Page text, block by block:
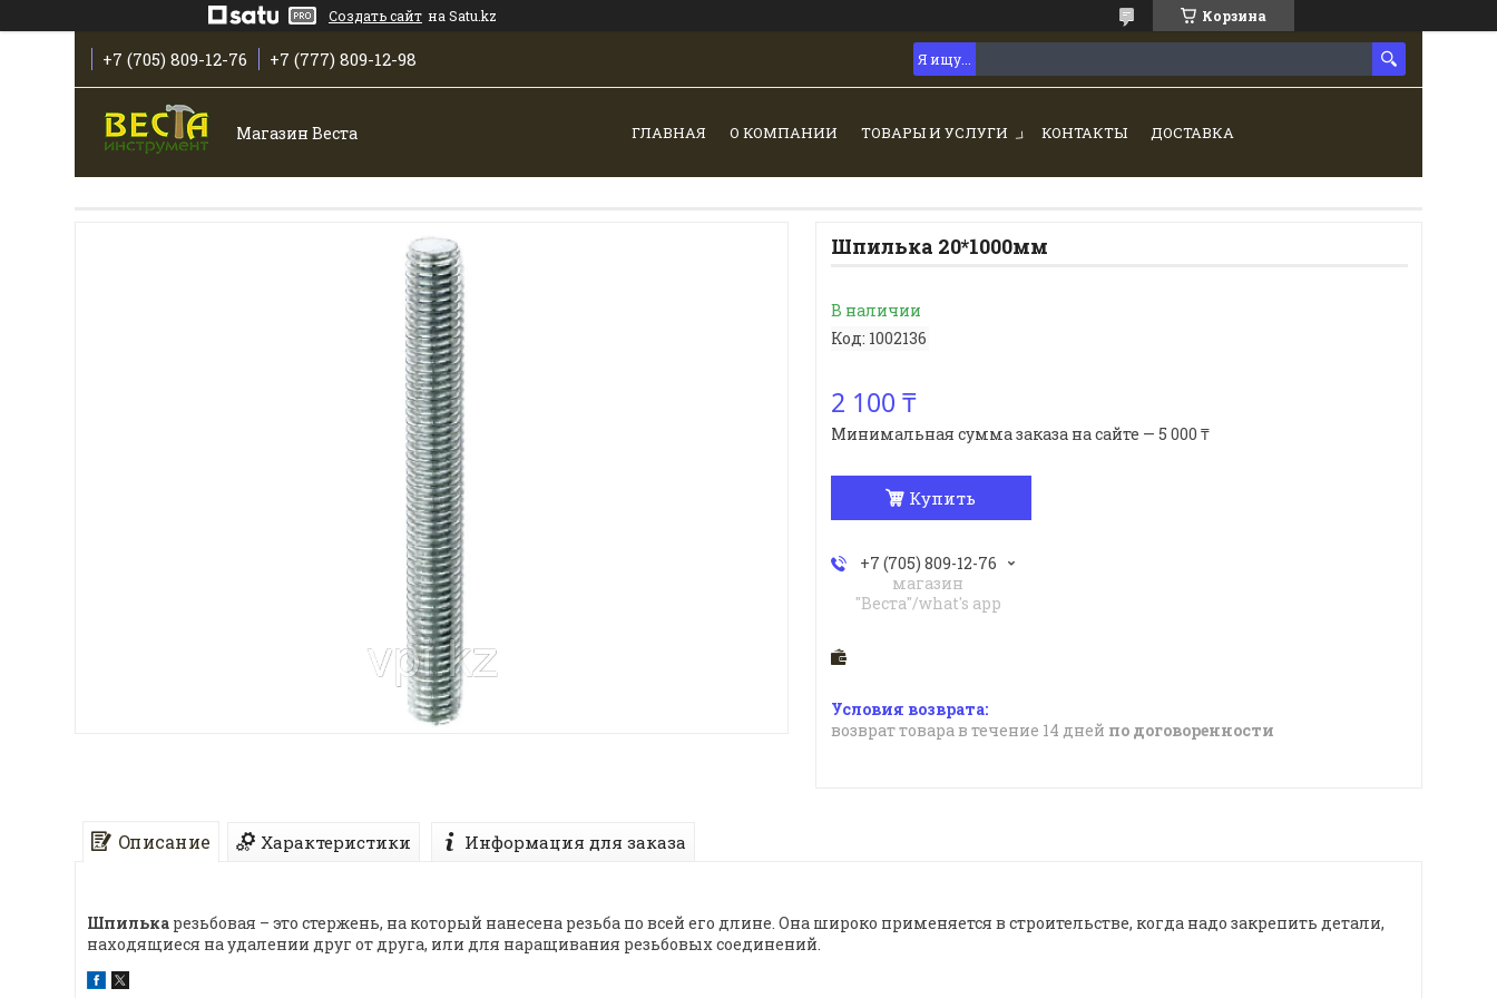
Создать сайт на Satu.kz Корзина
+7 (705) 809-12-76 +7 (777) 809-12-98
Магазин Веста ГЛАВНАЯ О КОМПАНИИ ТОВАРЫ И УСЛУГИ КОНТАКТЫ ДОСТАВКА
Шпилька 20*1000мм
В наличии
Код: 1002136
2 100 ₸
Минимальная сумма заказа на сайте — 5 000 ₸
Купить
+7 (705) 809-12-76
магазин
"Веста"/what's app
возврат товара в течение 14 дней по договоренности
Описание Характеристики Информация для заказа
Шпилька резьбовая – это стержень, на который нанесена резьба по всей его длине. Она широко применяется в строительстве, когда надо закрепить детали,
находящиеся на удалении друг от друга, или для наращивания резьбовых соединений.